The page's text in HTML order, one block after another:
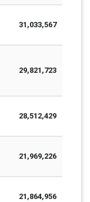
31,033,567
29,821,723
28,512,429
21,969,226
21,864,956